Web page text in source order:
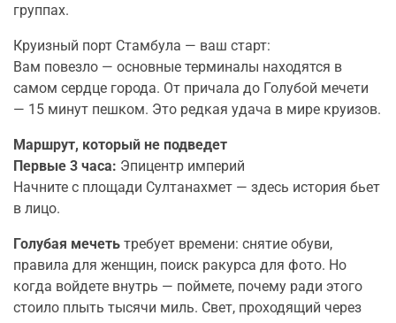
группах.
Круизный порт Стамбула — ваш старт:
Вам повезло — основные терминалы находятся в
самом сердце города. От причала до Голубой мечети
— 15 минут пешком. Это редкая удача в мире круизов.
Маршрут, который не подведет
Первые 3 часа: Эпицентр империй
Начните с площади Султанахмет — здесь история бьет
в лицо.
Голубая мечеть требует времени: снятие обуви,
правила для женщин, поиск ракурса для фото. Но
когда войдете внутрь — поймете, почему ради этого
стоило плыть тысячи миль. Свет, проходящий через